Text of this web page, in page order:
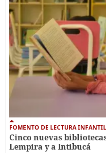
FOMENTO DE LECTURA INFANTIL
Cinco nuevas
Lempira y a Intibucá